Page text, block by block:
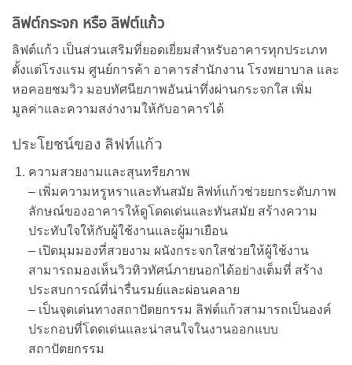
ลิฟต์กระจก หรือ ลิฟต์แก้ว
ลิฟต์แก้ว เป็นส่วนเสริมที่ยอดเยี่ยมสำหรับอาคารทุกประเภท
ตั้งแต่โรงแรม ศูนย์การค้า อาคารสำนักงาน โรงพยาบาล และ
หอคอยชมวิว มอบทัศนียภาพอันน่าทึ่งผ่านกระจกใส เพิ่ม
มูลค่าและความสง่างามให้กับอาคารได้
ประโยชน์ของ ลิฟท์แก้ว
ความสวยงามและสุนทรียภาพ
– เพิ่มความหรูหราและทันสมัย ลิฟท์แก้วช่วยยกระดับภาพ
ลักษณ์ของอาคารให้ดูโดดเด่นและทันสมัย สร้างความ
ประทับใจให้กับผู้ใช้งานและผู้มาเยือน
– เปิดมุมมองที่สวยงาม ผนังกระจกใสช่วยให้ผู้ใช้งาน
สามารถมองเห็นวิวทิวทัศน์ภายนอกได้อย่างเต็มที่ สร้าง
ประสบการณ์ที่น่ารื่นรมย์และผ่อนคลาย
– เป็นจุดเด่นทางสถาปัตยกรรม ลิฟต์แก้วสามารถเป็นองค์
ประกอบที่โดดเด่นและน่าสนใจในงานออกแบบ
สถาปัตยกรรม